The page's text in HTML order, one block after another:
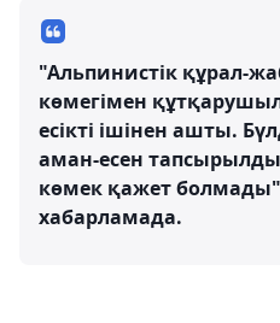
"Альпинистік құрал-
көмегімен
есікті ішінен ашты.
аман-есен
көмек қажет
хабарламада.